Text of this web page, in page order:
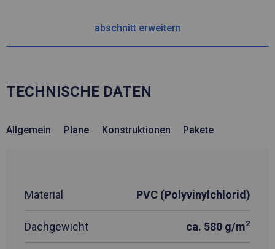
abschnitt erweitern
TECHNISCHE DATEN
Allgemein Plane Konstruktionen Pakete
Material PVC (Polyvinylchlorid)
Dachgewicht ca. 580 g/m2